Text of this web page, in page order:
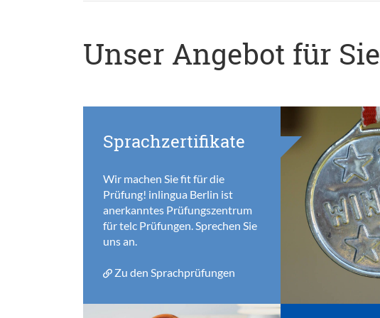
Unser Angebot für Sie
Sprachzertifikate
Wir machen Sie fit für die
Prüfung! inlingua Berlin ist
anerkanntes Prüfungszentrum
für telc Prüfungen. Sprechen Sie
uns an.
Zu den Sprachprüfungen